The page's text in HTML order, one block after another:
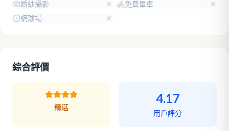
婚紗攝影
免費單車
網球場
綜合評價
精選
4.17
用戶評分